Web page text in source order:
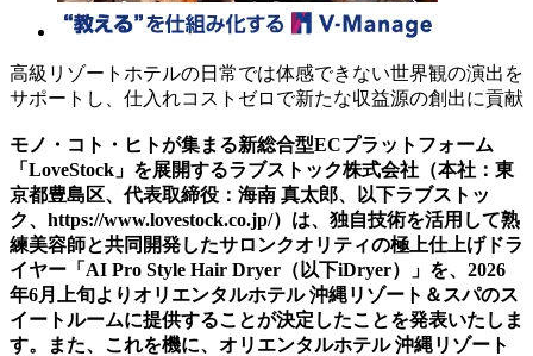
高級リゾートホテルの日常では体感できない世界観の演出を
サポートし、仕入れコストゼロで新たな収益源の創出に貢献
モノ・コト・ヒトが集まる新総合型ECプラットフォーム
「LoveStock」を展開するラブストック株式会社（本社：東
京都豊島区、代表取締役：海南 真太郎、以下ラブストッ
ク、https://www.lovestock.co.jp/）は、独自技術を活用して熟
練美容師と共同開発したサロンクオリティの極上仕上げドラ
イヤー「AI Pro Style Hair Dryer（以下iDryer）」を、2026
年6月上旬よりオリエンタルホテル 沖縄リゾート＆スパのス
イートルームに提供することが決定したことを発表いたしま
す。また、これを機に、オリエンタルホテル 沖縄リゾート